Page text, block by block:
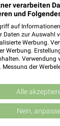
Anker
2
Oberaudorf
km •
Electric
Str. 6
Oberaudorf
verarbeiten
und
auf
Daten zur Auswahl
Werbung.
Werbung.
Verwendung
der
aus
Verwendung
der Europäischen
Alle
Nein,